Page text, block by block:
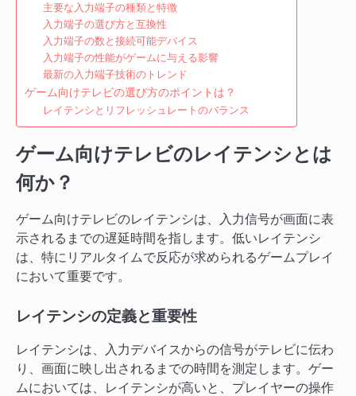
主要な入力端子の種類と特徴
入力端子の選び方と互換性
入力端子の数と接続可能デバイス
入力端子の性能がゲームに与える影響
最新の入力端子技術のトレンド
ゲーム向けテレビの選び方のポイントは？
レイテンシとリフレッシュレートのバランス
ゲーム向けテレビのレイテンシとは
何か？
ゲーム向けテレビのレイテンシは、入力信号が画面に表
示されるまでの遅延時間を指します。低いレイテンシ
は、特にリアルタイムで反応が求められるゲームプレイ
において重要です。
レイテンシの定義と重要性
レイテンシは、入力デバイスからの信号がテレビに伝わ
り、画面に映し出されるまでの時間を測定します。ゲー
ムにおいては、レイテンシが高いと、プレイヤーの操作